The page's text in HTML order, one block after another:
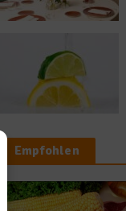
Empfohlen